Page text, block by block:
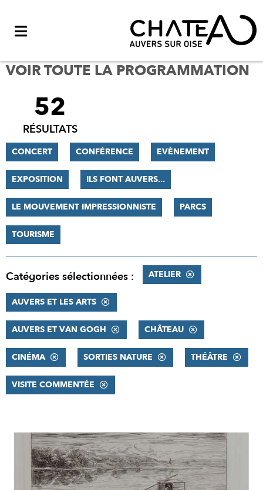
VOIR TOUTE LA PROGRAMMATION
FILTRER
RÉSULTATS
52
RÉSULTATS
CONCERT CONFÉRENCE EVÈNEMENT
EXPOSITION ILS FONT AUVERS...
LE MOUVEMENT IMPRESSIONNISTE PARCS
TOURISME
Catégories sélectionnées : ATELIER
AUVERS ET LES ARTS
AUVERS ET VAN GOGH CHÂTEAU
CINÉMA SORTIES NATURE THÉÂTRE
VISITE COMMENTÉE
RÉSULTATS